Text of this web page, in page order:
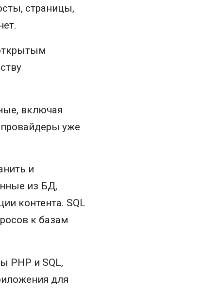
страницы,
включая
уже
и
из БД,
контента. SQL
к базам
PHP и SQL,
для